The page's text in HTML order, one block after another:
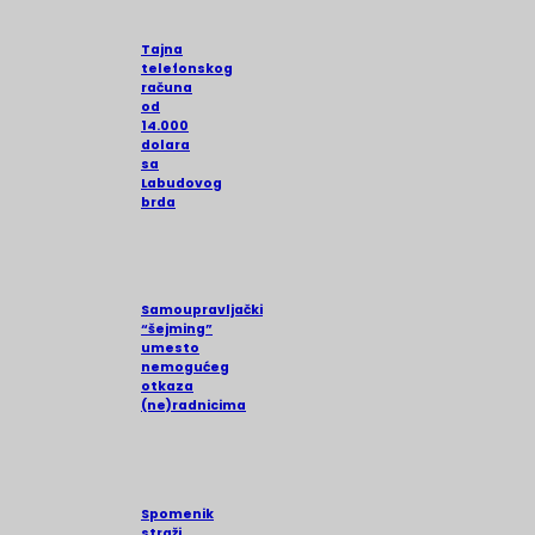
Tajna
telefonskog
računa
od
14.000
dolara
sa
Labudovog
brda
Samoupravljački
“šejming”
umesto
nemogućeg
otkaza
(ne)radnicima
Spomenik